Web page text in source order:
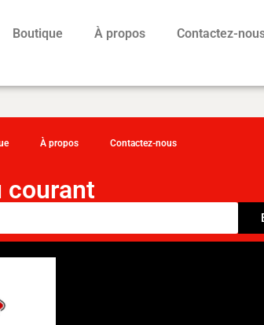
Boutique À propos Contactez-
À propos Contactez-nous
courant